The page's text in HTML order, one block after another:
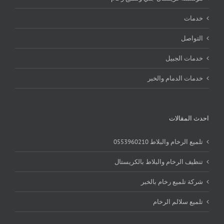
خدمات
التواصل
خدمات الجبيل
خدمات الدمام والخبر
احدث المقالات
تلميع الرخام والبلاط 0553960210
تنظيف الرخام والبلاط بالكريستال
شركة تلميع رخام بالخبر
تلميع سلالم الرخام